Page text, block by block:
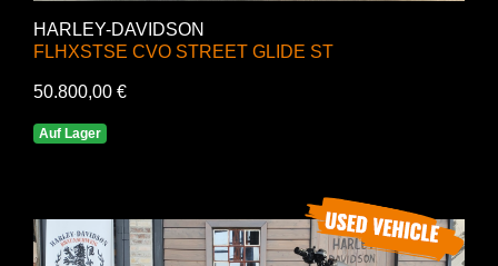
HARLEY-DAVIDSON
FLHXSTSE CVO STREET GLIDE ST
50.800,00 €
Auf Lager